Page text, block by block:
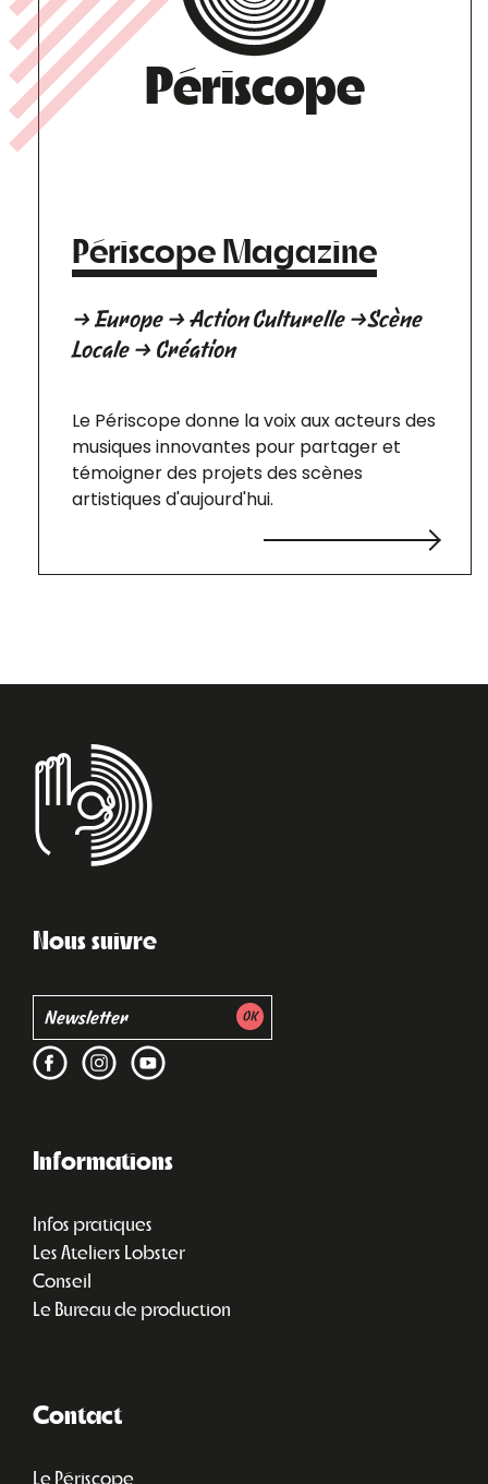
Périscope
Périscope Magazine
→ Europe → Action Culturelle →Scène
Locale → Création
Le Périscope donne la voix aux acteurs des
musiques innovantes pour partager et
témoigner des projets des scènes
artistiques d'aujourd'hui.
Nous suivre
Informations
Infos pratiques
Les Ateliers Lobster
Conseil
Le Bureau de production
Contact
Le Périscope